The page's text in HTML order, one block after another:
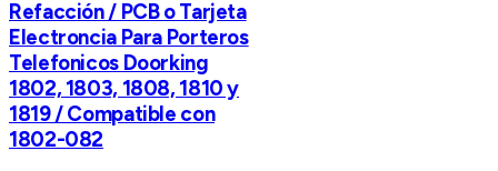
Refacción / PCB o Tarjeta
Electroncia Para Porteros
Telefonicos Doorking
1802, 1803, 1808, 1810 y
1819 / Compatible con
1802-082